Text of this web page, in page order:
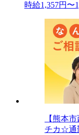
時給1,357円〜
【熊本
チカ☆通